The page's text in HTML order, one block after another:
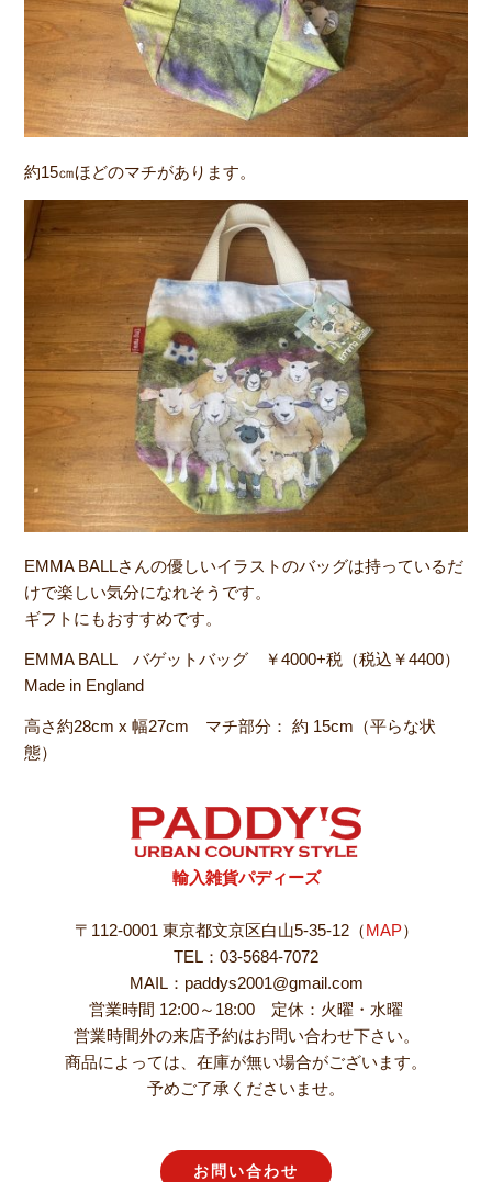
約15㎝ほどのマチがあります。
EMMA BALLさんの優しいイラストのバッグは持っているだ
けで楽しい気分になれそうです。
ギフトにもおすすめです。
EMMA BALL バゲットバッグ ￥4000+税（税込￥4400）
Made in England
高さ約28cm x 幅27cm マチ部分： 約 15cm（平らな状
態）
輸入雑貨パディーズ
〒112-0001 東京都文京区白山5-35-12（MAP）
TEL：03-5684-7072
MAIL：paddys2001@gmail.com
営業時間 12:00～18:00 定休：火曜・水曜
営業時間外の来店予約はお問い合わせ下さい。
商品によっては、在庫が無い場合がございます。
予めご了承くださいませ。
お問い合わせ